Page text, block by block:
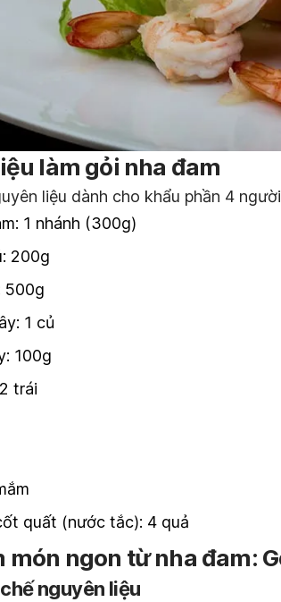
làm gỏi nha đam
liệu dành cho khẩu phần 4
1 nhánh (300g)
200g
500g
1 củ
100g
trái
quất (nước tắc): 4 quả
món ngon từ nha đam:
nguyên liệu